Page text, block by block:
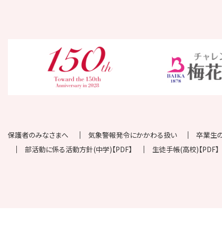
保護者のみなさまへ 気象警報発令にかかわる扱い
卒業生
部活動に係る活動方針(中学)【PDF】
生徒手帳(高校)【PDF】